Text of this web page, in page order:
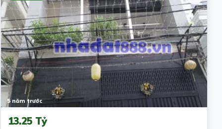
5 năm trước
13.25 Tỷ